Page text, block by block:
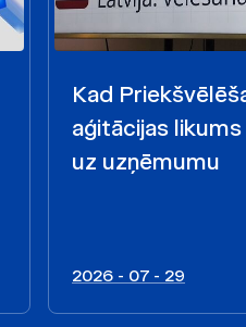
Kad
aģitācijas
uz uzņēmumu
2026 - 07 - 29